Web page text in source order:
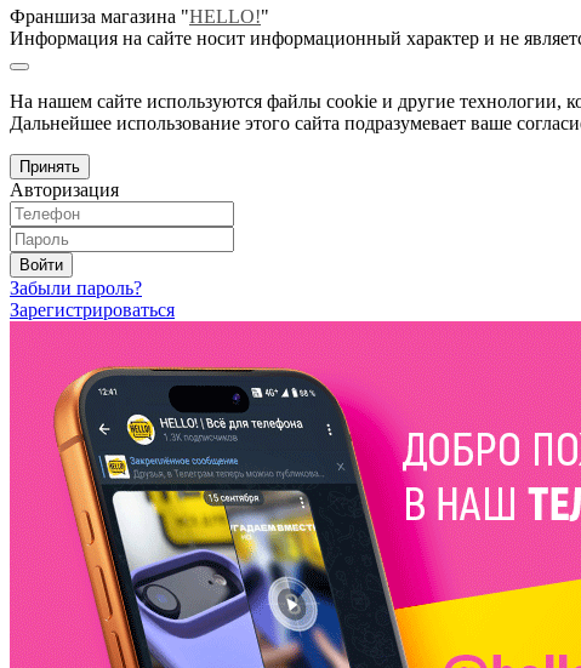
Франшиза магазина "HELLO!"
Информация на сайте носит информационный характер и не
На нашем сайте используются файлы cookie и другие технологии,
Дальнейшее использование этого сайта подразумевает ваше
Принять
Авторизация
Войти
Забыли пароль?
Зарегистрироваться